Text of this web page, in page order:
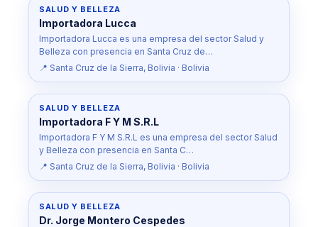
SALUD Y BELLEZA
Importadora Lucca
Importadora Lucca es una empresa del sector Salud y
Belleza con presencia en Santa Cruz de…
📍 Santa Cruz de la Sierra, Bolivia · Bolivia
SALUD Y BELLEZA
Importadora F Y M S.R.L
Importadora F Y M S.R.L es una empresa del sector Salud
y Belleza con presencia en Santa C…
📍 Santa Cruz de la Sierra, Bolivia · Bolivia
SALUD Y BELLEZA
Dr. Jorge Montero Cespedes